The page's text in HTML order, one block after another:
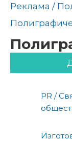
Реклама /
PR /